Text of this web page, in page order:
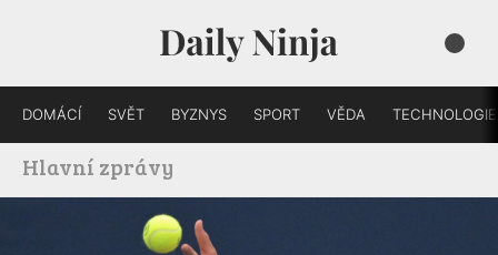
DOMÁCÍ SVĚT BYZNYS SPORT VĚDA TECHNOLOGIE
Hlavní zprávy